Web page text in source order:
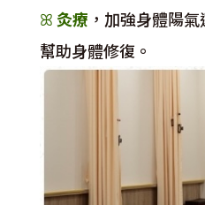
ꕤ灸療 ，加強身體陽氣
幫助身體修復 。